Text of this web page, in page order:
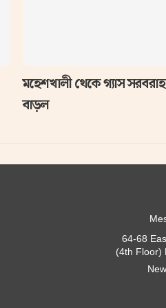
মহেশখালী থেকে গ্যাস সরবরাহ
বাড়ল
64-68
(4th Floor)